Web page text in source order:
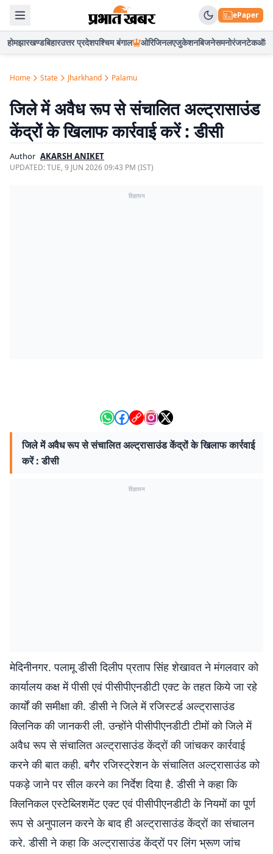
ePaper
होमझारखण्डबिहारउत्तर प्रदेशपश्चिम बंगाल ओरिजिनलएजुकेशनबिजनेसमनोरंजनटेकऑटो
Home State Jharkhand Palamu
जिले में अवैध रूप से संचालित अल्ट्रासाउंड
केंद्रों के खिलाफ कार्रवाई करें : डीसी
Author AKARSH ANIKET
UPDATED:TUE, 9 JUN 2026 09:43 PM (IST)
विज्ञापन
जिले में अवैध रूप से संचालित अल्ट्रासाउंड केंद्रों के खिलाफ कार्रवाई
करें : डीसी
विज्ञापन
मेदिनीनगर. पलामू डीसी दिलीप प्रताप सिंह शेखावत ने मंगलवार को
कार्यालय कक्ष में पीसी एवं पीसीपीएनडीटी एक्ट के तहत किये जा रहे
कार्यों की समीक्षा की. डीसी ने जिले में रजिस्टर्ड अल्ट्रासाउंड
क्लिनिक की जानकरी ली. उन्होंने पीसीपीएनडीटी टीमों को जिले में
अवैध रूप से संचालित अल्ट्रासाउंड केंद्रों की जांचकर कार्रवाई
करने की बात कही. बगैर रजिस्ट्रेशन के संचालित अल्ट्रासाउंड को
पकड़े जाने पर सील करने का निर्देश दिया है. डीसी ने कहा कि
क्लिनिकल एस्टेब्लिशमेंट एक्ट एवं पीसीपीएनडीटी के नियमों का पूर्ण
रूप से अनुपालन करने के बाद ही अल्ट्रासाउंड केंद्रों का संचालन
करे. डीसी ने कहा कि अल्ट्रासाउंड केंद्रों पर लिंग भ्रूण जांच